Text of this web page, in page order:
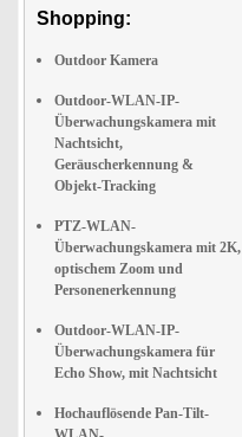
Shopping:
Outdoor Kamera
Outdoor-WLAN-IP-
Überwachungskamera mit
Nachtsicht,
Geräuscherkennung &
Objekt-Tracking
PTZ-WLAN-
Überwachungskamera mit 2K,
optischem Zoom und
Personenerkennung
Outdoor-WLAN-IP-
Überwachungskamera für
Echo Show, mit Nachtsicht
Hochauflösende Pan-Tilt-